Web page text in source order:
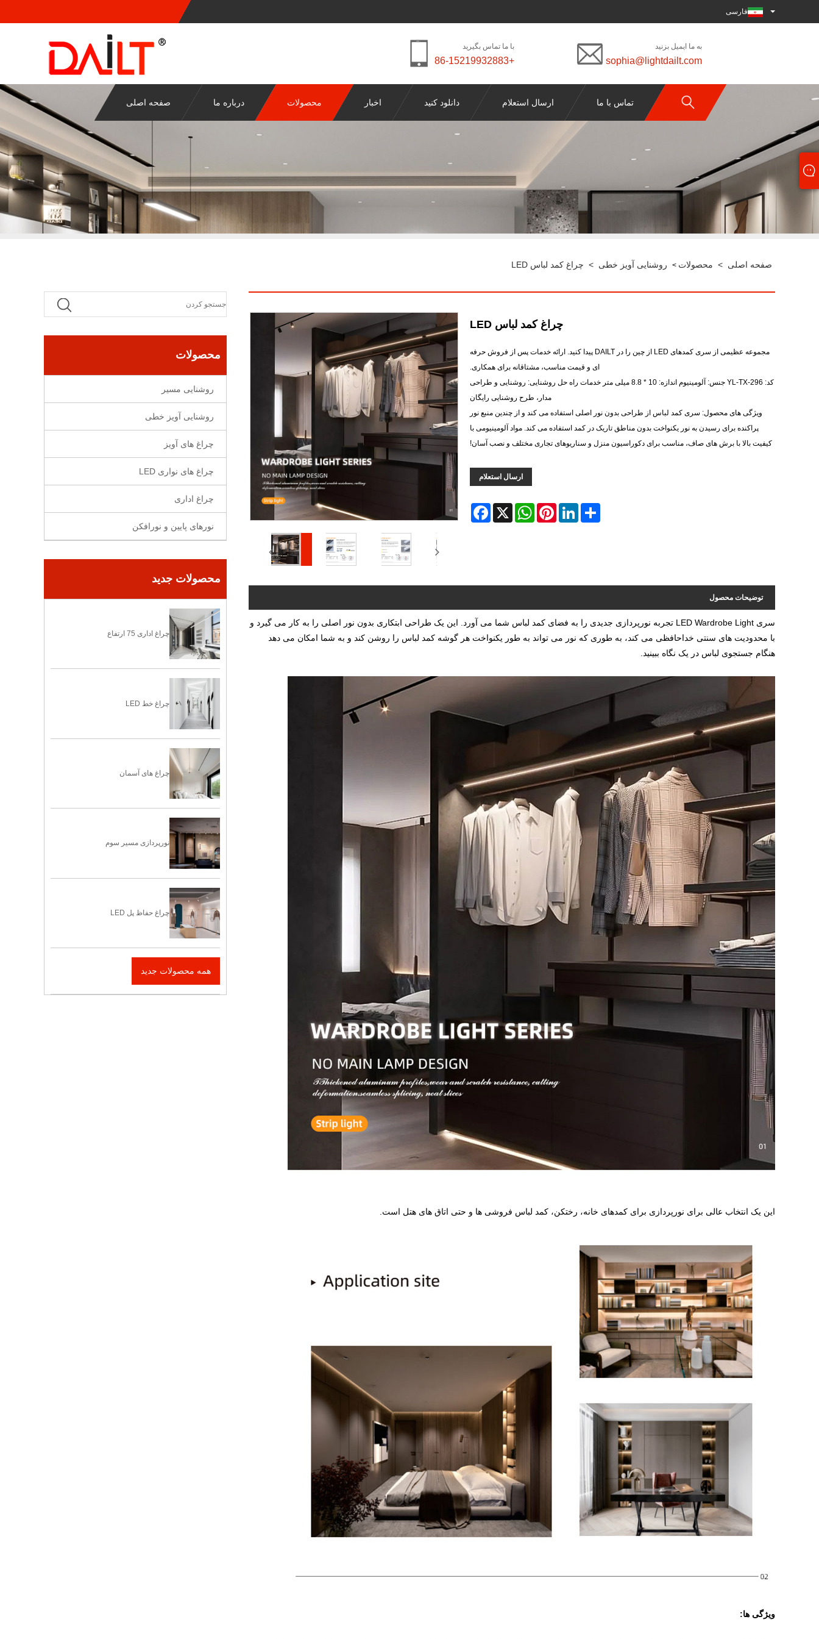
فارسی
با ما تماس بگیرید
+86-15219932883
به ما ایمیل بزنید
sophia@lightdailt.com
صفحه اصلی درباره ما محصولات اخبار دانلود کنید ارسال استعلام تماس با ما
صفحه اصلی > محصولات > روشنایی آویز خطی > چراغ کمد لباس LED
محصولات
روشنایی مسیر
روشنایی آویز خطی
چراغ های آویز
چراغ های نواری LED
چراغ اداری
نورهای پایین و نورافکن
محصولات جدید
چراغ اداری 75 ارتفاع
چراغ خط LED
چراغ های آسمان
نورپردازی مسیر سوم
چراغ حفاظ پل LED
همه محصولات جدید
چراغ کمد لباس LED
مجموعه عظیمی از سری کمدهای LED از چین را در DAILT پیدا کنید. ارائه خدمات پس از فروش حرفه
ای و قیمت مناسب، مشتاقانه برای همکاری.
کد: YL-TX-296 جنس: آلومینیوم اندازه: 10 * 8.8 میلی متر خدمات راه حل روشنایی: روشنایی و طراحی
مدار، طرح روشنایی رایگان
ویژگی های محصول: سری کمد لباس از طراحی بدون نور اصلی استفاده می کند و از چندین منبع نور
پراکنده برای رسیدن به نور یکنواخت بدون مناطق تاریک در کمد استفاده می کند. مواد آلومینیومی با
کیفیت بالا با برش های صاف، مناسب برای دکوراسیون منزل و سناریوهای تجاری مختلف و نصب آسان!
ارسال استعلام
Facebook X
WhatsAppPinterestLinkedIn Share
توضیحات محصول
سری LED Wardrobe Light تجربه نورپردازی جدیدی را به فضای کمد لباس شما می آورد. این یک طراحی ابتکاری بدون نور اصلی را به کار می گیرد و
با محدودیت های سنتی خداحافظی می کند، به طوری که نور می تواند به طور یکنواخت هر گوشه کمد لباس را روشن کند و به شما امکان می دهد
هنگام جستجوی لباس در یک نگاه ببینید.
این یک انتخاب عالی برای نورپردازی برای کمدهای خانه، رختکن، کمد لباس فروشی ها و حتی اتاق های هتل است.
ویژگی ها: